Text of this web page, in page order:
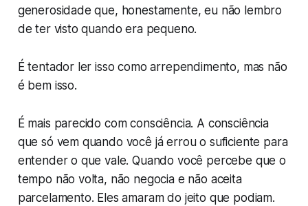
generosidade que, honestamente, eu não lembro
de ter visto quando era pequeno.
É tentador ler isso como arrependimento, mas não
é bem isso.
É mais parecido com consciência. A consciência
que só vem quando você já errou o suficiente para
entender o que vale. Quando você percebe que o
tempo não volta, não negocia e não aceita
parcelamento. Eles amaram do jeito que podiam.